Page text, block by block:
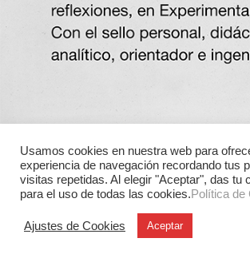
Usamos cookies en nuestra web para
experiencia de navegación recordando tus
visitas repetidas. Al elegir "Aceptar", das tu
para el uso de todas las cookies.Política de
Ajustes de Cookies Aceptar